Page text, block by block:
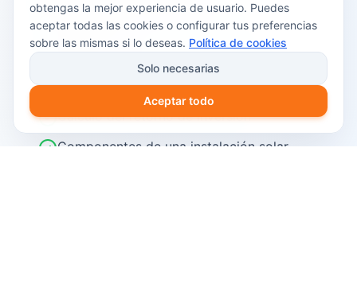
Cómo funciona el autoconsumo
fotovoltaico
Ayudas y subvenciones disponibles en
2026
Cálculo del retorno de inversión
Componentes de una instalación solar
obtengas la mejor experiencia de usuario. Puedes
aceptar todas las cookies o configurar tus preferencias
sobre las mismas si lo deseas. Política de cookies
Solo necesarias
Aceptar todo